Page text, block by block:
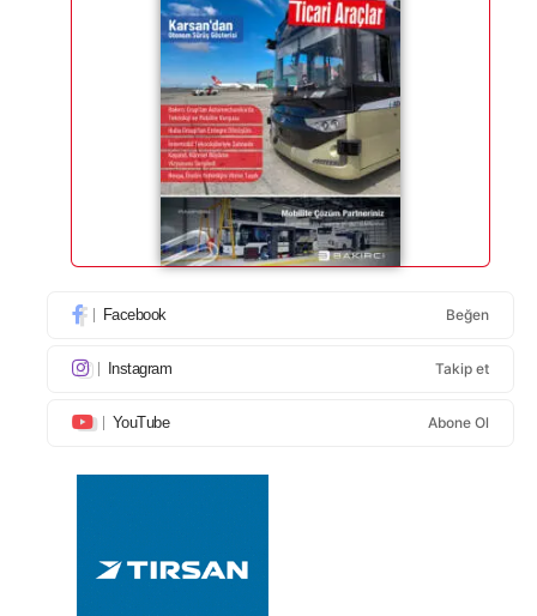
Facebook Beğen
Instagram Takip et
YouTube Abone Ol